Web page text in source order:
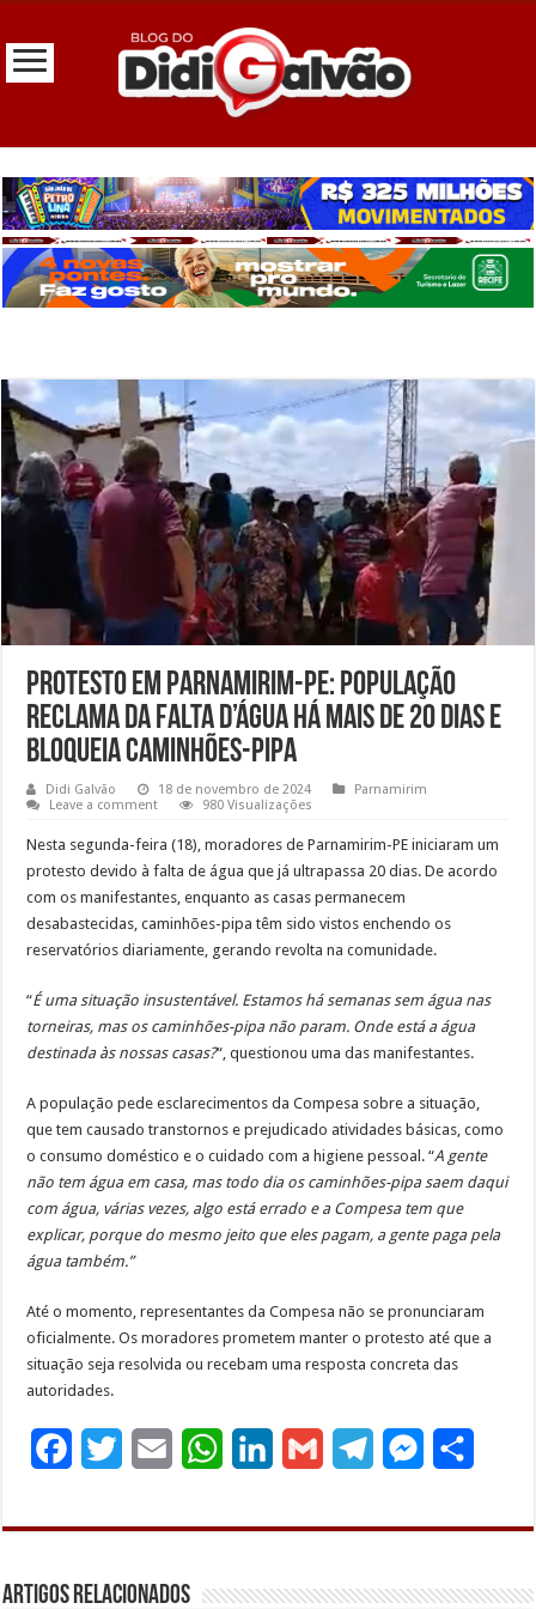
Protesto em Parnamirim-PE: População
reclama da falta d’água há mais de 20 dias e
bloqueia caminhões-pipa
Didi Galvão 18 de novembro de 2024
Parnamirim
Leave a comment
980 Visualizações
Nesta segunda-feira (18), moradores de Parnamirim-PE iniciaram um
protesto devido à falta de água que já ultrapassa 20 dias. De acordo
com os manifestantes, enquanto as casas permanecem
desabastecidas, caminhões-pipa têm sido vistos enchendo os
reservatórios diariamente, gerando revolta na comunidade.
“É uma situação insustentável. Estamos há semanas sem água nas
torneiras, mas os caminhões-pipa não param. Onde está a água
destinada às nossas casas?“, questionou uma das manifestantes.
A população pede esclarecimentos da Compesa sobre a situação,
que tem causado transtornos e prejudicado atividades básicas, como
o consumo doméstico e o cuidado com a higiene pessoal. “A gente
não tem água em casa, mas todo dia os caminhões-pipa saem daqui
com água, várias vezes, algo está errado e a Compesa tem que
explicar, porque do mesmo jeito que eles pagam, a gente paga pela
água também.”
Até o momento, representantes da Compesa não se pronunciaram
oficialmente. Os moradores prometem manter o protesto até que a
situação seja resolvida ou recebam uma resposta concreta das
autoridades.
c
i
a
W
a
n
a
l
M
s
a
Artigos Relacionados